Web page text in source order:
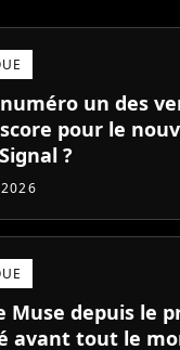
un des
pour le
?
Muse depuis le
avant tout le